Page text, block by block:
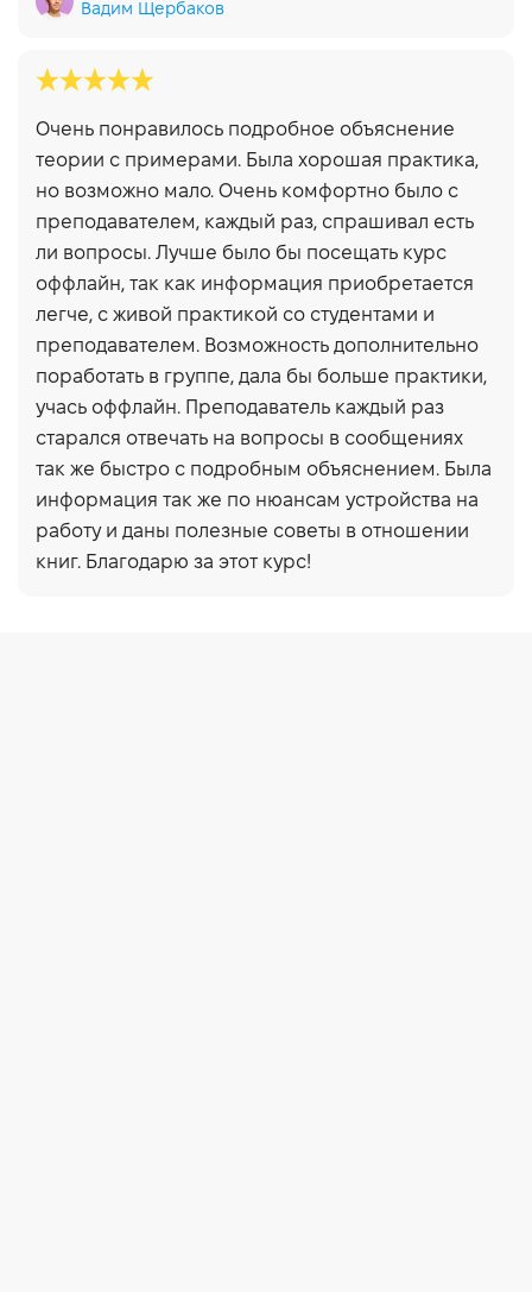
Вадим Щербаков
Очень понравилось подробное объяснение
теории с примерами. Была хорошая практика,
но возможно мало. Очень комфортно было с
преподавателем, каждый раз, спрашивал есть
ли вопросы. Лучше было бы посещать курс
оффлайн, так как информация приобретается
легче, с живой практикой со студентами и
преподавателем. Возможность дополнительно
поработать в группе, дала бы больше практики,
учась оффлайн. Преподаватель каждый раз
старался отвечать на вопросы в сообщениях
так же быстро с подробным объяснением. Была
информация так же по нюансам устройства на
работу и даны полезные советы в отношении
книг. Благодарю за этот курс!